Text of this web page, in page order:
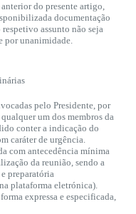
do presente artigo,
documentação
assunto não seja
por unanimidade.
pelo Presidente, por
um dos membros da
conter a indicação do
caráter de urgência.
com antecedência mínima
da reunião, sendo a
preparatória
plataforma eletrónica).
expressa e especificada,